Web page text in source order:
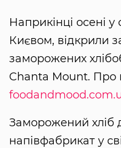
Наприкінці осені у
Києвом, відкрили
заморожених
Chanta Mount. Про
Заморожений хліб
напівфабрикат у